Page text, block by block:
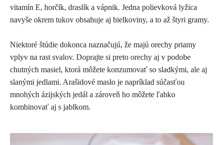
vitamín E, horčík, draslík a vápnik. Jedna polievková lyžica
navyše okrem tukov obsahuje aj bielkoviny, a to až štyri gramy.
Niektoré štúdie dokonca naznačujú, že majú orechy priamy
vplyv na rast svalov. Doprajte si preto orechy aj v podobe
chutných masiel, ktorá môžete konzumovať so sladkými, ale aj
slanými jedlami. Arašidové maslo je napríklad súčasťou
mnohých ázijských jedál a zároveň ho môžete ľahko
kombinovať aj s jablkom.